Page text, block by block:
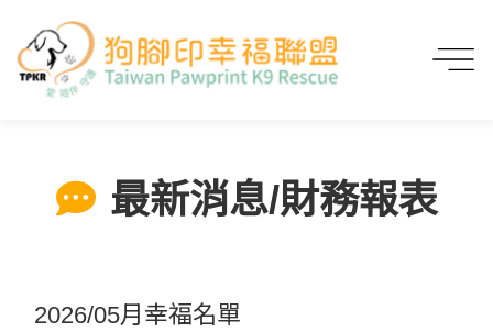
最新消息/財務報表
2026/05月幸福名單